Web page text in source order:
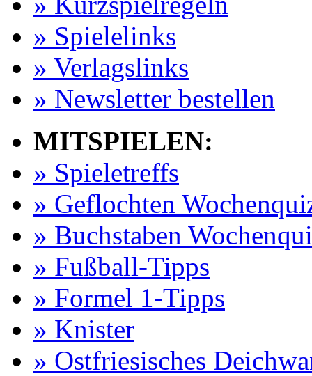
» Spielelinks
» Verlagslinks
» Newsletter bestellen
MITSPIELEN:
» Spieletreffs
» Geflochten
» Buchstaben
» Fußball-Tipps
» Formel 1-Tipps
» Knister
» Ostfriesisches